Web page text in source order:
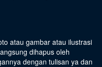
atau gambar atau ilustrasi
dihapus oleh
dengan tulisan ya dan